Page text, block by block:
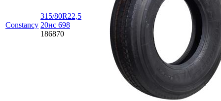
Constancy
315/80R22,5
20нc 698
186870